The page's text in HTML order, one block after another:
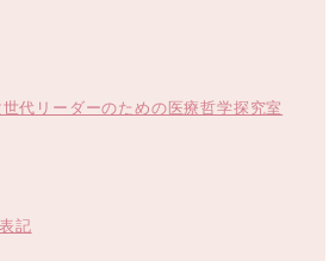
代リーダーのための医療哲学探究室
記